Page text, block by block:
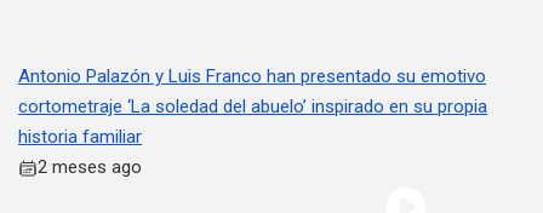
Antonio Palazón y Luis Franco han presentado su emotivo
cortometraje ‘La soledad del abuelo’ inspirado en su propia
historia familiar
2 meses ago